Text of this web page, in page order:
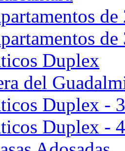
Duplex
del
Duplex -
Duplex -